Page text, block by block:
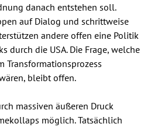
danach entstehen soll.
auf Dialog und schrittweise
andere offen eine Politik
durch die USA. Die Frage, welche
Transformationsprozess
bleibt offen.
massiven äußeren Druck
möglich. Tatsächlich